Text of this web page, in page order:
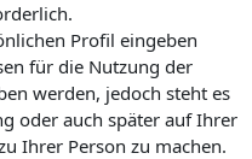
Profil eingeben
für die Nutzung der
werden, jedoch steht es
oder auch später auf Ihrer
Ihrer Person zu machen.